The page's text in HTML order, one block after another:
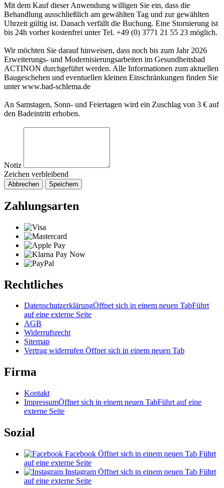
Mit dem Kauf dieser Anwendung willigen Sie ein, dass die
Behandlung ausschließlich am gewählten Tag und zur gewählten
Uhrzeit gültig ist. Danach verfällt die Buchung. Eine Stornierung ist
bis 24h vorher kostenfrei unter Tel. +49 (0) 3771 21 55 23 möglich.
Wir möchten Sie darauf hinweisen, dass noch bis zum Jahr 2026
Erweiterungs- und Modernisierungsarbeiten im Gesundheitsbad
ACTINON durchgeführt werden. Alle Informationen zum aktuellen
Baugeschehen und eventuellen kleinen Einschränkungen finden Sie
unter www.bad-schlema.de
An Samstagen, Sonn- und Feiertagen wird ein Zuschlag von 3 € auf
den Badeintritt erhoben.
Notiz
Zeichen verbleibend
Abbrechen Speichern
Zahlungsarten
Rechtliches
DatenschutzerklärungÖffnet sich in einem neuen TabFührt
auf eine externe Seite
AGB
Widerrufsrecht
Sitemap
Vertrag widerrufen Öffnet sich in einem neuen Tab
Firma
Kontakt
ImpressumÖffnet sich in einem neuen TabFührt auf eine
externe Seite
Sozial
Facebook Öffnet sich in einem neuen Tab Führt
auf eine externe Seite
Instagram Öffnet sich in einem neuen Tab Führt
auf eine externe Seite